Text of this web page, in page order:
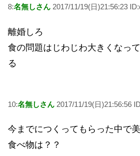
8:名無しさん 2017/11/19(日)21:56:23
離婚しろ
食の問題はじわじわ大きくなっ
る
10:名無しさん 2017/11/19(日)21:56:56
今までにつくってもらった中で
食べ物は？？